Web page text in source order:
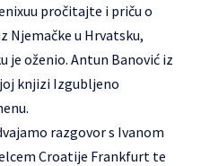
pročitajte i priču o
Njemačke u Hrvatsku,
je oženio. Antun Banović iz
knjizi Izgubljeno
razgovor s Ivanom
Croatije Frankfurt te